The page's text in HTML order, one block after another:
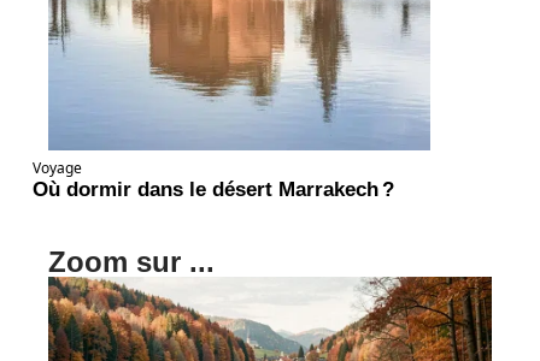
Voyage
Où dormir dans le désert Marrakech ?
Zoom sur ...